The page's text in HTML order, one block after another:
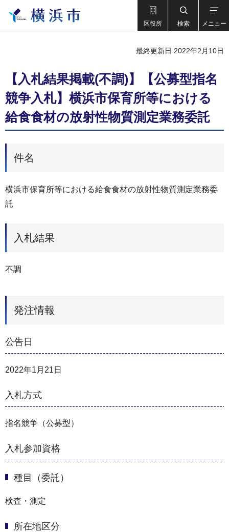
区役所 検索 メニュー
最終更新日 2022年2月10日
【入札結果掲載(不調)】【公募型指名
競争入札】横浜市保育所等における
給食食材の放射性物質測定業務委託
件名
横浜市保育所等における給食食材の放射性物質測定業務委
託
入札結果
不調
発注情報
公告日
2022年1月21日
入札方式
指名競争（公募型）
入札参加資格
種目（委託）
検査・測定
所在地区分